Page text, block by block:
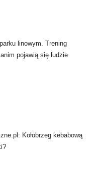
linowym. Trening
pojawią się ludzie
Kołobrzeg kebabową